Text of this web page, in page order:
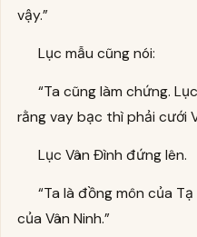
vậy.”
Lục mẫu cũng nói:
“Ta cũng làm chứng.
rằng vay bạc thì phải cưới
Lục Vân Đình đứng lên.
“Ta là đồng môn của
của Vân Ninh.”